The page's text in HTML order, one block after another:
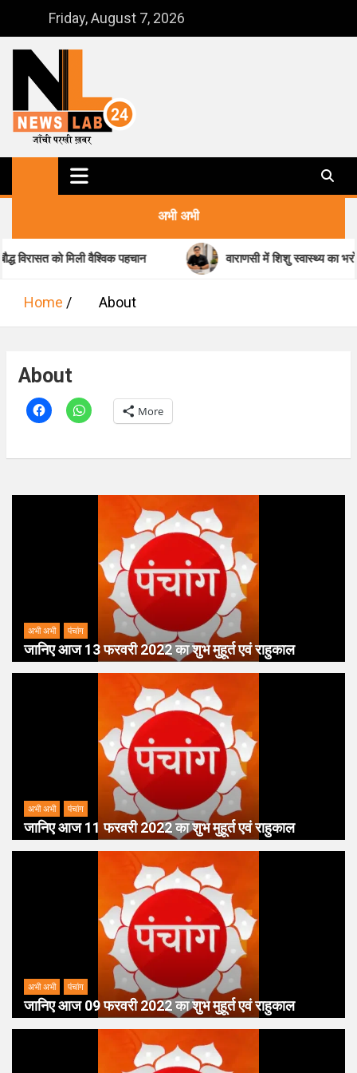
content
Friday, August 7, 2026
NewsLab24
जाँची परखी ख़बर
अभी अभी
को मिली वैश्विक पहचान वाराणसी में शिशु स्वास्थ्य का
Home About
About
More
अभी अभी पंचांग
जानिए आज 13 फरवरी 2022 का शुभ मुहूर्त एवं राहुकाल
अभी अभी पंचांग
जानिए आज 11 फरवरी 2022 का शुभ मुहूर्त एवं राहुकाल
अभी अभी पंचांग
जानिए आज 09 फरवरी 2022 का शुभ मुहूर्त एवं राहुकाल